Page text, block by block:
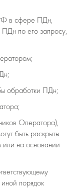
РФ в сфере ПДн,
ПДн по его запросу,
обработки ПДн;
Оператора),
быть раскрыты
на основании
порядок